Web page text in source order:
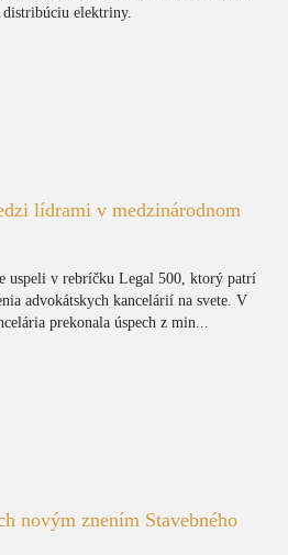
elektriny.
lídrami v medzinárodnom
uspeli v rebríčku Legal 500, ktorý patrí
advokátskych kancelárií na svete. V
prekonala úspech z min...
novým znením Stavebného